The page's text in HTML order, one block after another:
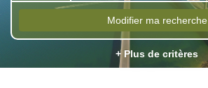
Modifier ma recherche
+ Plus de critères